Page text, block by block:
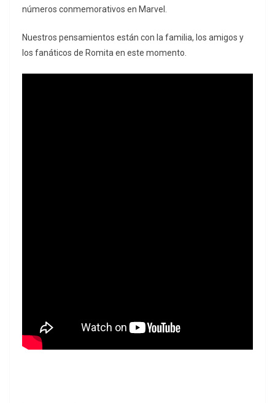
números conmemorativos en Marvel.
Nuestros pensamientos están con la familia, los amigos y
los fanáticos de Romita en este momento.